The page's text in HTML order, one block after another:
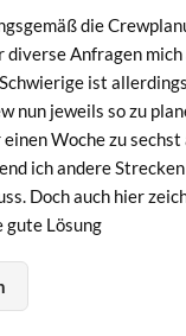
die
diverse Anfragen mich
ist
nun jeweils so zu
Woche zu
ich andere
Doch auch hier
gute Lösung